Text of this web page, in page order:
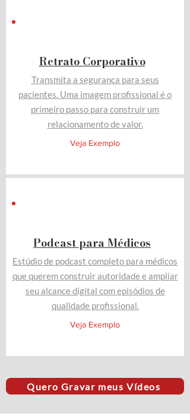
Retrato Corporativo
Transmita a segurança para seus
pacientes. Uma imagem profissional é o
primeiro passo para construir um
relacionamento de valor.
Veja Exemplo
Podcast para Médicos
Estúdio de podcast completo para médicos
que querem construir autoridade e ampliar
seu alcance digital com episódios de
qualidade profissional.
Veja Exemplo
Quero Gravar meus Vídeos